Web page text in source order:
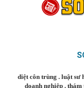
diệt côn trùng . luật sư
doanh nghiệp . thám